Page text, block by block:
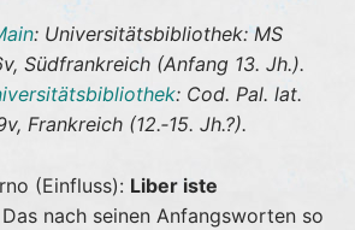
: Universitätsbibliothek: MS
Südfrankreich (Anfang 13. Jh.).
: Cod. Pal. lat.
Frankreich (12.‐15. Jh.?).
(Einfluss): Liber iste
nach seinen Anfangsworten so